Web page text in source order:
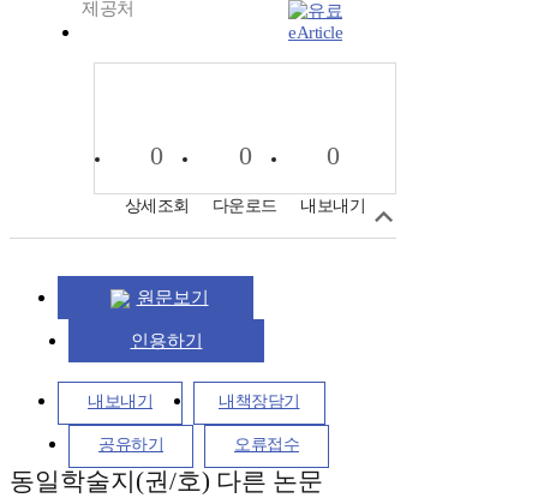
제공처
eArticle
0
상세조회
0
다운로드
0
내보내기
원문보기
인용하기
내보내기 내책장담기
공유하기 오류접수
동일학술지(권/호) 다른 논문